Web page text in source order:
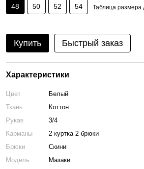
48 50 52 54 Таблица
Купить Быстрый заказ
Характеристики
Цвет
Белый
Ткань
Коттон
Рукав
3/4
Карманы
2 куртка 2 брюки
Брюки
Скини
Модель
Мазаки